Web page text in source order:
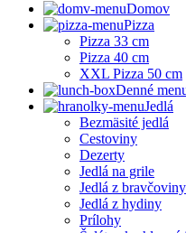
Domov
Pizza
Pizza 33 cm
Pizza 40 cm
XXL Pizza 50 cm
Denné
Jedlá
Bezmäsité jedlá
Cestoviny
Dezerty
Jedlá na grile
Jedlá z bravčoviny
Jedlá z hydiny
Prílohy